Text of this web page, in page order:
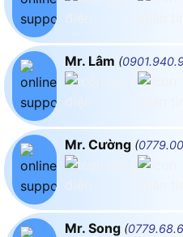
Mr. Lâm (
Mr. Cường (
Mr. Song (